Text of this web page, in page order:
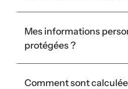
Mes informations
protégées ?
Comment sont